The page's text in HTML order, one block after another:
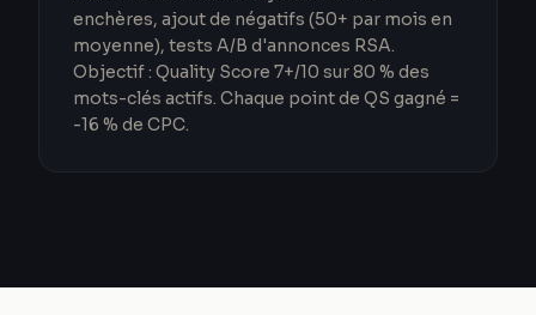
enchères, ajout de négatifs (50+ par mois en
moyenne), tests A/B d'annonces RSA.
Objectif : Quality Score 7+/10 sur 80 % des
mots-clés actifs. Chaque point de QS gagné =
-16 % de CPC.